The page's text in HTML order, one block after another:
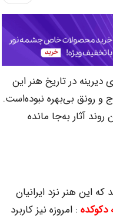
در تاریخ هنر این
و رونق بی‌بهره نبوده‌است.
آثار به‌جا مانده
این هنر نزد ایرانیان
دکوکده : امروزه نیز کاربرد